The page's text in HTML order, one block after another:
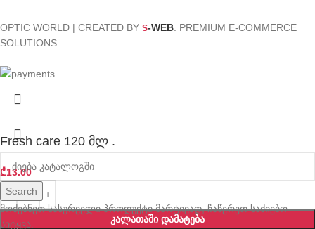
OPTIC WORLD | CREATED BY S-WEB. PREMIUM E-COMMERCE
SOLUTIONS.
Search
მოძებნეთ სასურველი პროდუქტი მარტივად, ჩაწერეთ საძიებო
სიტყვა.
Fresh care 120 მლ .
₾13.00
ᲙᲐᲚᲐᲗᲐᲨᲘ ᲓᲐᲛᲐᲢᲔᲑᲐ